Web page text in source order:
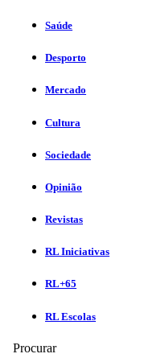
Saúde
Desporto
Mercado
Cultura
Sociedade
Opinião
Revistas
RL Iniciativas
RL+65
RL Escolas
Procurar